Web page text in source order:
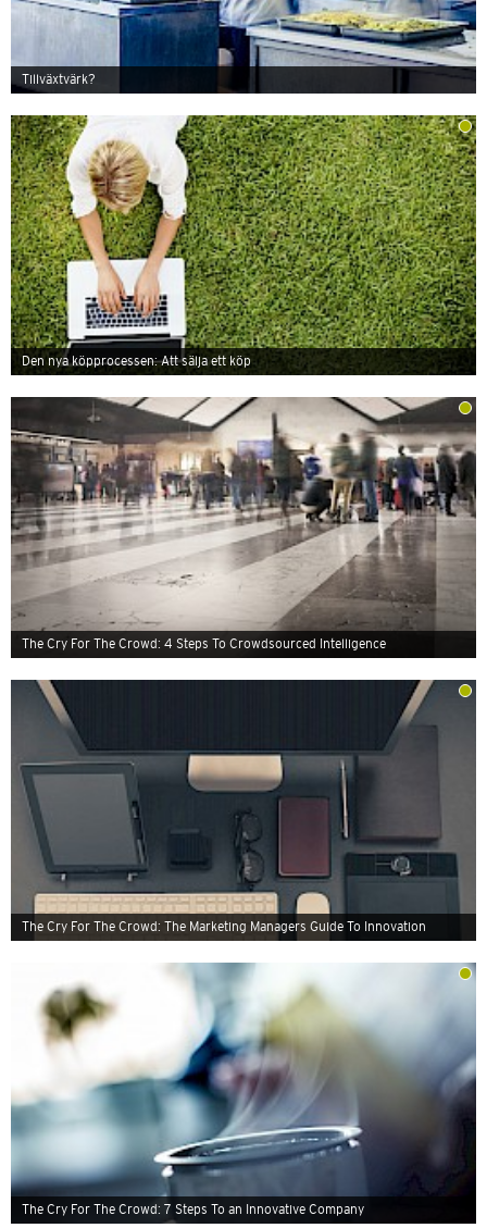
Tillväxtvärk?
Den nya köpprocessen: Att sälja ett köp
The Cry For The Crowd: 4 Steps To Crowdsourced Intelligence
The Cry For The Crowd: The Marketing Managers Guide To Innovation
The Cry For The Crowd: 7 Steps To an Innovative Company